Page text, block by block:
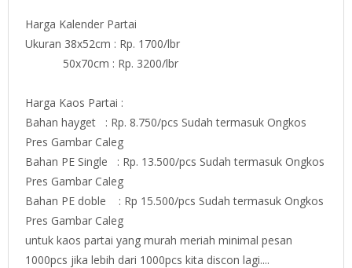
Harga Kalender Partai
Ukuran 38x52cm : Rp. 1700/lbr
50x70cm : Rp. 3200/lbr
Harga Kaos Partai :
Bahan hayget : Rp. 8.750/pcs Sudah termasuk Ongkos
Pres Gambar Caleg
Bahan PE Single : Rp. 13.500/pcs Sudah termasuk Ongkos
Pres Gambar Caleg
Bahan PE doble : Rp 15.500/pcs Sudah termasuk Ongkos
Pres Gambar Caleg
untuk kaos partai yang murah meriah minimal pesan
1000pcs jika lebih dari 1000pcs kita discon lagi....